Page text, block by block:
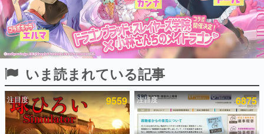
ピックアップ
電ファミのいま読まれている記事ランキング
いま読まれている記事
注目度 9559 注目度 6875